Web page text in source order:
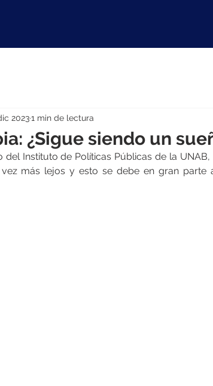
¿Sigue siendo un
20231 min de lectura
del Instituto de Políticas Públicas de la
más lejos y esto se debe en gran parte